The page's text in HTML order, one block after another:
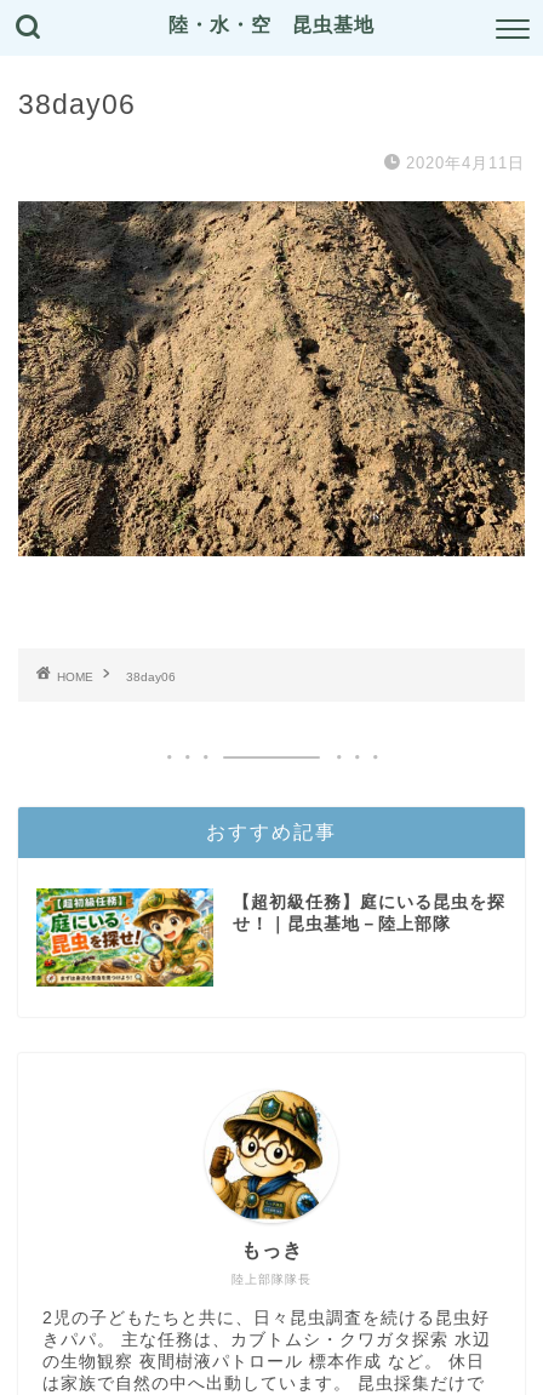
陸・水・空 昆虫基地
38day06
2020年4月11日
HOME 38day06
おすすめ記事
【超初級任務】庭にいる昆虫を探
せ！｜昆虫基地－陸上部隊
陸上部隊隊長
もっき
2児の子どもたちと共に、日々昆虫調査を続ける昆虫好
きパパ。 主な任務は、カブトムシ・クワガタ探索 水辺
の生物観察 夜間樹液パトロール 標本作成 など。 休日
は家族で自然の中へ出動しています。 昆虫採集だけで